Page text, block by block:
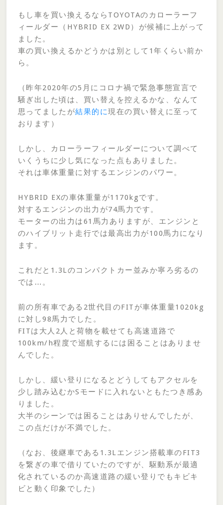
もし車を買い換えるならTOYOTAのカローラーフ
ィールダー（HYBRID EX 2WD）が候補に上がって
ました。
車の買い換えるかどうかは別として1年くらい前か
ら。
（昨年2020年の5月にコロナ禍で緊急事態宣言で
騒ぎ出した頃は、買い替えを控えるかな、なんて
思ってましたが結果的に現在の買い替えに至って
おります）
しかし、カローラーフィールダーについて調べて
いくうちに少し気になった点もありました。
それは車体重量に対するエンジンのパワー。
HYBRID EXの車体重量が1170kgです。
対するエンジンの出力が74馬力です。
モーターの出力は61馬力ありますが、エンジンと
のハイブリット走行では最高出力が100馬力になり
ます。
これだと1.3Lのコンパクトカー並みか寧ろ劣るの
では…。
前の所有車である2世代目のFITが車体重量1020kg
に対し98馬力でした。
FITは大人2人と荷物を載せても高速道路で
100km/h程度で巡航するには困ることはありませ
んでした。
しかし、緩い登りになるとどうしてもアクセルを
少し踏み込むかSモードに入れないともたつき感あ
りました。
大半のシーンでは困ることはありせんでしたが、
この点だけが不満でした。
（なお、後継車である1.3Lエンジン搭載車のFIT3
を繋ぎの車で借りていたのですが、駆動系が最適
化されているのか高速道路の緩い登りでもキビキ
ビと動く印象でした）